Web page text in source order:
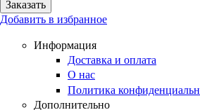
Добавить в избранное
Информация
Доставка и оплата
О нас
Политика
Дополнительно